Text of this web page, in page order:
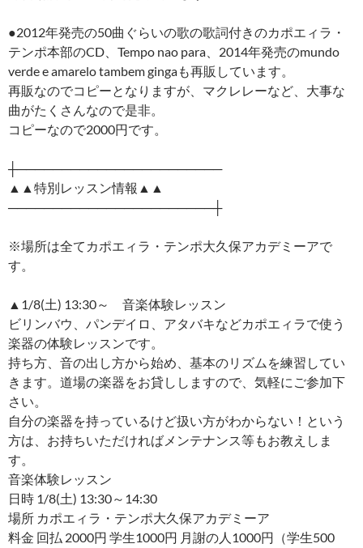
●2012年発売の50曲ぐらいの歌の歌詞付きのカポエィラ・
テンポ本部のCD、Tempo nao para、2014年発売のmundo
verde e amarelo tambem gingaも再販しています。
再販なのでコピーとなりますが、マクレレーなど、大事な
曲がたくさんなので是非。
コピーなので2000円です。
┼───────────────────────
▲▲特別レッスン情報▲▲
───────────────────────┼
※場所は全てカポエィラ・テンポ大久保アカデミーアで
す。
▲1/8(土) 13:30～ 音楽体験レッスン
ビリンバウ、パンデイロ、アタバキなどカポエィラで使う
楽器の体験レッスンです。
持ち方、音の出し方から始め、基本のリズムを練習してい
きます。道場の楽器をお貸ししますので、気軽にご参加下
さい。
自分の楽器を持っているけど扱い方がわからない！という
方は、お持ちいただければメンテナンス等もお教えしま
す。
音楽体験レッスン
日時 1/8(土) 13:30～14:30
場所 カポエィラ・テンポ大久保アカデミーア
料金 回払 2000円 学生1000円 月謝の人1000円（学生500